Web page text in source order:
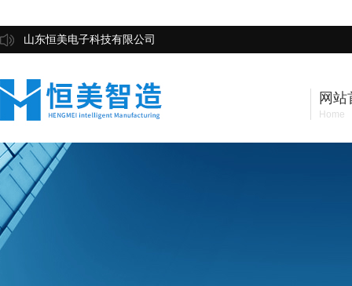
山东恒美电子科技有限公司
网站
Home